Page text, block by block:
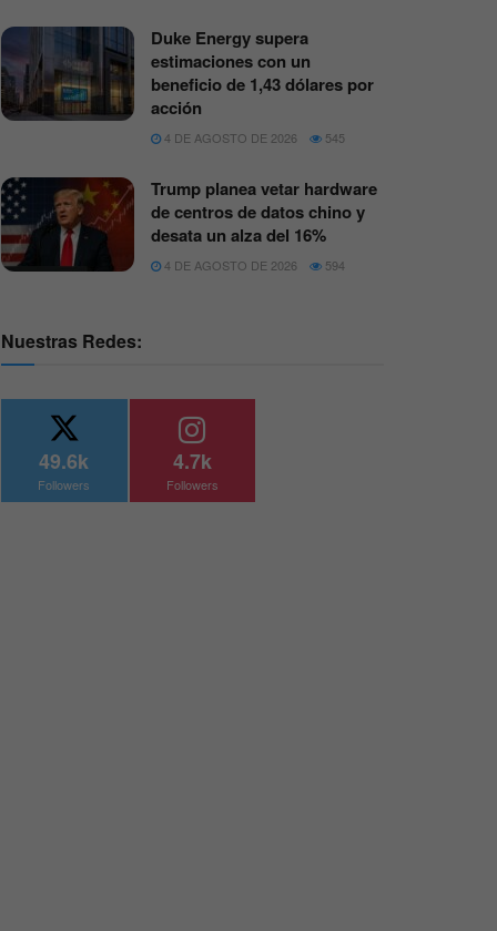
Duke Energy supera
estimaciones con un
beneficio de 1,43 dólares por
acción
4 DE AGOSTO DE 2026 545
Trump planea vetar hardware
de centros de datos chino y
desata un alza del 16%
4 DE AGOSTO DE 2026 594
Nuestras Redes:
49.6k
Followers
4.7k
Followers